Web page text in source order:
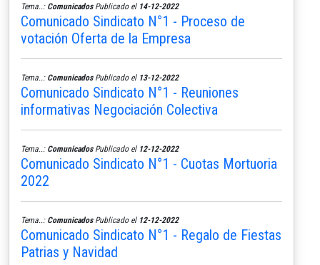
Tema..: ComunicadosPublicado el 14-12-2022
Comunicado Sindicato N°1 - Proceso de
votación Oferta de la Empresa
Tema..: ComunicadosPublicado el 13-12-2022
Comunicado Sindicato N°1 - Reuniones
informativas Negociación Colectiva
Tema..: ComunicadosPublicado el 12-12-2022
Comunicado Sindicato N°1 - Cuotas Mortuoria
2022
Tema..: ComunicadosPublicado el 12-12-2022
Comunicado Sindicato N°1 - Regalo de Fiestas
Patrias y Navidad